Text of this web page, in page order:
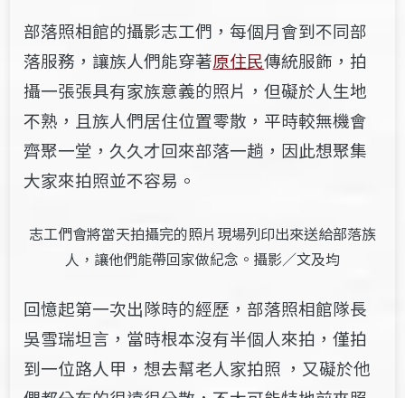
部落照相館的攝影志工們，每個月會到不同部
落服務，讓族人們能穿著原住民傳統服飾，拍
攝一張張具有家族意義的照片，但礙於人生地
不熟，且族人們居住位置零散，平時較無機會
齊聚一堂，久久才回來部落一趟，因此想聚集
大家來拍照並不容易。
志工們會將當天拍攝完的照片現場列印出來送給部落族
人，讓他們能帶回家做紀念。攝影／文及均
回憶起第一次出隊時的經歷，部落照相館隊長
吳雪瑞坦言，當時根本沒有半個人來拍，僅拍
到一位路人甲，想去幫老人家拍照 ，又礙於他